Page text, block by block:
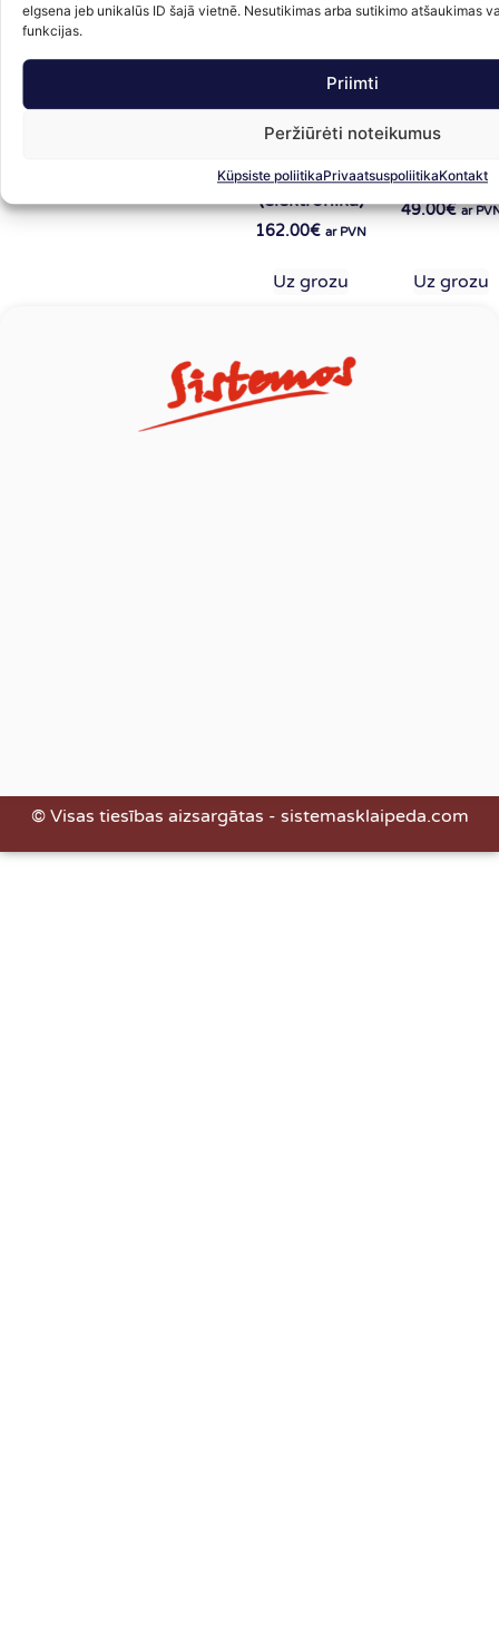
elgsena jeb unikalūs ID šajā vietnē. Nesutikimas arba sutikimo atšaukimas
funkcijas.
Priimti
Peržiūrėti noteikumus
Küpsiste poliitikaPrivaatsuspoliitikaKontakt
Gāzes
iekārtas STAG
PLUS V 2
(elektronika)
162.00€ ar PVN
Uz grozu
STAG FPE-
spiediena
emulators
49.00€ ar
Uz grozu
© Visas tiesības aizsargātas - sistemasklaipeda.com